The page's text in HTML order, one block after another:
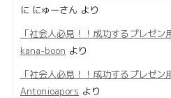
に にゅーさんより
「社会人必見！！成功するプレゼン
kana-boon より
「社会人必見！！成功するプレゼン
Antonioapors より